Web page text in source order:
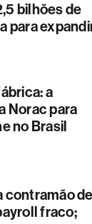
bilhões de
para
a
Norac para
no Brasil
contramão de
fraco;